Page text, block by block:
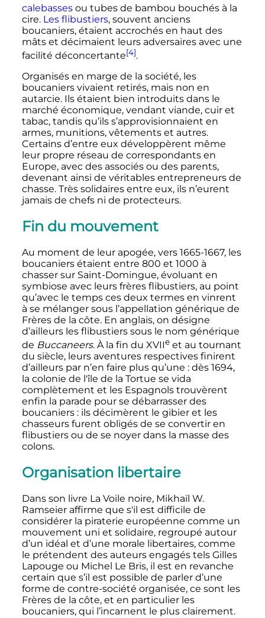
calebassesou tubes de bambou bouchés à la
cire. Les flibustiers, souvent anciens
boucaniers, étaient accrochés en haut des
mâts et décimaient leurs adversaires avec une
facilité déconcertante[4].
Organisés en marge de la société, les
boucaniers vivaient retirés, mais non en
autarcie. Ils étaient bien introduits dans le
marché économique, vendant viande, cuir et
tabac, tandis qu’ils s’approvisionnaient en
armes, munitions, vêtements et autres.
Certains d’entre eux développèrent même
leur propre réseau de correspondants en
Europe, avec des associés ou des parents,
devenant ainsi de véritables entrepreneurs de
chasse. Très solidaires entre eux, ils n’eurent
jamais de chefs ni de protecteurs.
Fin du mouvement
Au moment de leur apogée, vers 1665-1667, les
boucaniers étaient entre 800 et 1000 à
chasser sur Saint-Domingue, évoluant en
symbiose avec leurs frères flibustiers, au point
qu’avec le temps ces deux termes en vinrent
à se mélanger sous l’appellation générique de
Frères de la côte. En anglais, on désigne
d’ailleurs les flibustiers sous le nom générique
de Buccaneers. À la fin du XVIIeet au tournant
du siècle, leurs aventures respectives finirent
d’ailleurs par n’en faire plus qu’une : dès 1694,
la colonie de l'île de la Tortue se vida
complètement et les Espagnols trouvèrent
enfin la parade pour se débarrasser des
boucaniers : ils décimèrent le gibier et les
chasseurs furent obligés de se convertir en
flibustiers ou de se noyer dans la masse des
colons.
Organisation libertaire
Dans son livre La Voile noire, Mikhaïl W.
Ramseier affirme que s'il est difficile de
considérer la piraterie européenne comme un
mouvement uni et solidaire, regroupé autour
d’un idéal et d’une morale libertaires, comme
le prétendent des auteurs engagés tels Gilles
Lapouge ou Michel Le Bris, il est en revanche
certain que s’il est possible de parler d’une
forme de contre-société organisée, ce sont les
Frères de la côte, et en particulier les
boucaniers, qui l’incarnent le plus clairement.